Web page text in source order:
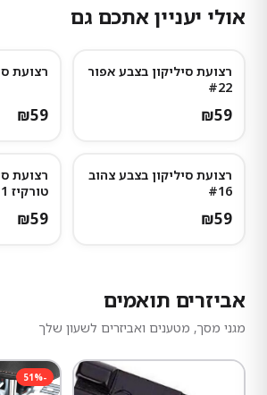
אולי יעניין אתכם גם
רצועת סיליקון בצבע אפור
#22
₪59
רצועת
₪59
רצועת סיליקון בצבע צהוב
#16
₪59
רצועת
טורקיז #11
₪59
אביזרים תואמים
מגני מסך, מטענים ואביזרים לשעון שלך
-
51%